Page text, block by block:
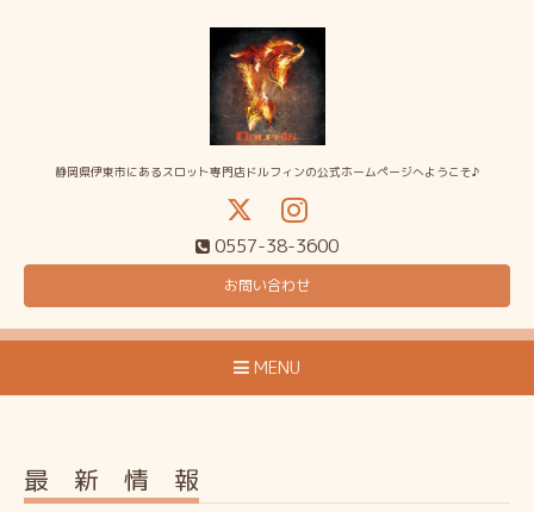
静岡県伊東市にあるスロット専門店ドルフィンの公式ホームページへようこそ♪
0557-38-3600
お問い合わせ
MENU
最 新 情 報